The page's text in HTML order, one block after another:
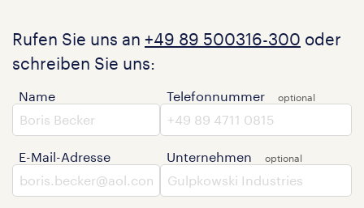
Rufen Sie uns an +49 89 500316-300 oder
schreiben Sie uns:
Name
E-Mail-Adresse
Telefonnummer
Unternehmen